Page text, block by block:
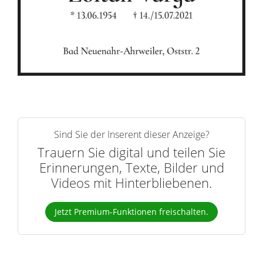
Sind Sie der Inserent dieser Anzeige?
Trauern Sie digital und teilen Sie
Erinnerungen, Texte, Bilder und
Videos mit Hinterbliebenen.
Jetzt Premium-Funktionen freischalten.